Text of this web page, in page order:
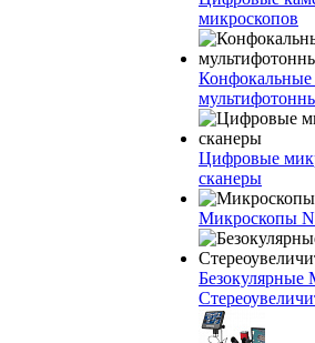
микроскопов
Конфокальные
Цифровые
сканеры
Микроскопы
Безокулярные